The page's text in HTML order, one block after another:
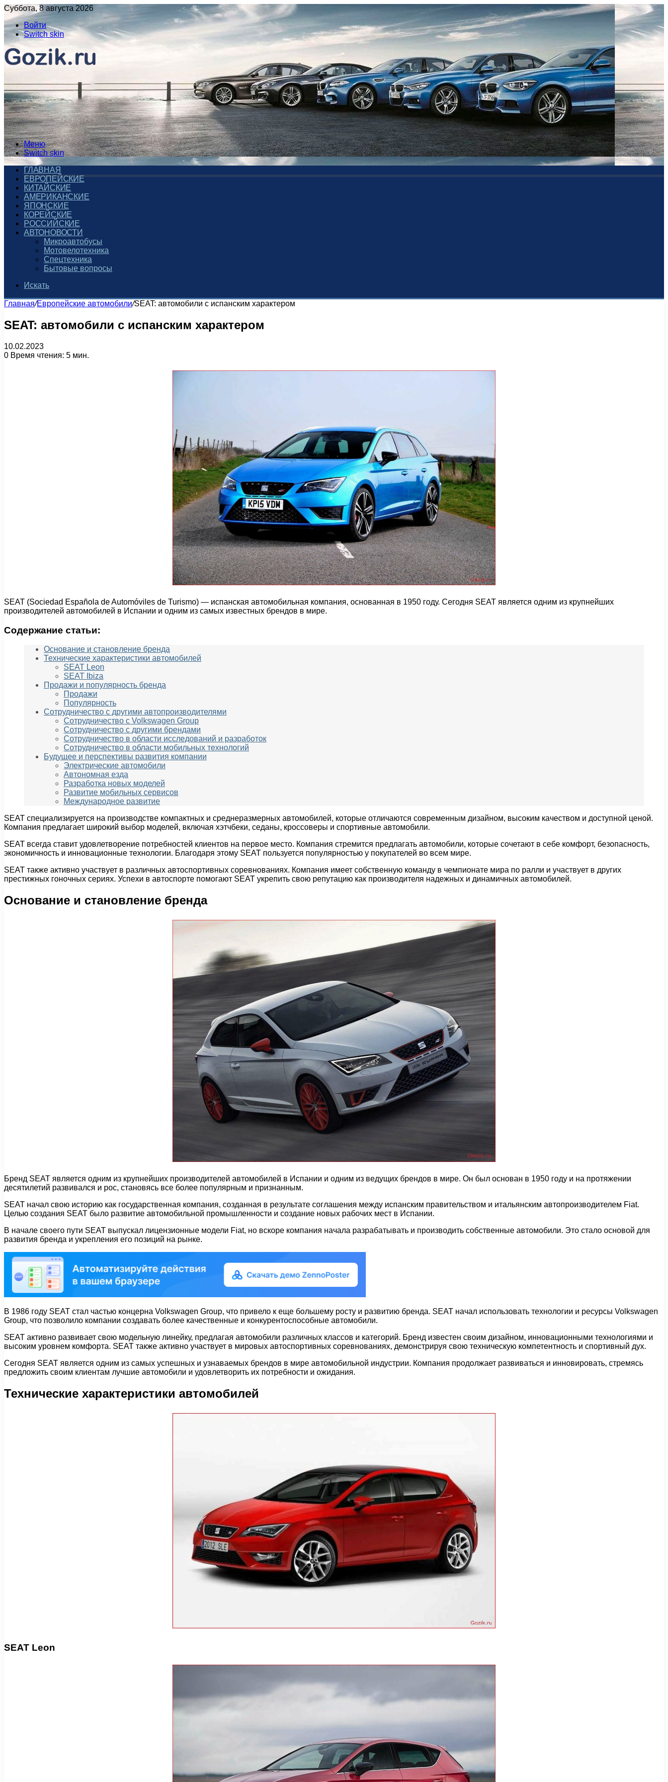
Суббота, 8 августа 2026
Войти
Switch skin
Меню
Switch skin
ГЛАВНАЯ
ЕВРОПЕЙСКИЕ
КИТАЙСКИЕ
АМЕРИКАНСКИЕ
ЯПОНСКИЕ
КОРЕЙСКИЕ
РОССИЙСКИЕ
АВТОНОВОСТИ
Микроавтобусы
Мотовелотехника
Спецтехника
Бытовые вопросы
Искать
Главная/Европейские автомобили/SEAT: автомобили с испанским характером
SEAT: автомобили с испанским характером
10.02.2023
0 Время чтения: 5 мин.
SEAT (Sociedad Española de Automóviles de Turismo) — испанская автомобильная компания, основанная в 1950 году. Сегодня SEAT является одним из крупнейших
производителей автомобилей в Испании и одним из самых известных брендов в мире.
Содержание статьи:
Основание и становление бренда
Технические характеристики автомобилей
SEAT Leon
SEAT Ibiza
Продажи и популярность бренда
Продажи
Популярность
Сотрудничество с другими автопроизводителями
Сотрудничество с Volkswagen Group
Сотрудничество с другими брендами
Сотрудничество в области исследований и разработок
Сотрудничество в области мобильных технологий
Будущее и перспективы развития компании
Электрические автомобили
Автономная езда
Разработка новых моделей
Развитие мобильных сервисов
Международное развитие
SEAT специализируется на производстве компактных и среднеразмерных автомобилей, которые отличаются современным дизайном, высоким качеством и доступной ценой.
Компания предлагает широкий выбор моделей, включая хэтчбеки, седаны, кроссоверы и спортивные автомобили.
SEAT всегда ставит удовлетворение потребностей клиентов на первое место. Компания стремится предлагать автомобили, которые сочетают в себе комфорт, безопасность,
экономичность и инновационные технологии. Благодаря этому SEAT пользуется популярностью у покупателей во всем мире.
SEAT также активно участвует в различных автоспортивных соревнованиях. Компания имеет собственную команду в чемпионате мира по ралли и участвует в других
престижных гоночных сериях. Успехи в автоспорте помогают SEAT укрепить свою репутацию как производителя надежных и динамичных автомобилей.
Основание и становление бренда
Бренд SEAT является одним из крупнейших производителей автомобилей в Испании и одним из ведущих брендов в мире. Он был основан в 1950 году и на протяжении
десятилетий развивался и рос, становясь все более популярным и признанным.
SEAT начал свою историю как государственная компания, созданная в результате соглашения между испанским правительством и итальянским автопроизводителем Fiat.
Целью создания SEAT было развитие автомобильной промышленности и создание новых рабочих мест в Испании.
В начале своего пути SEAT выпускал лицензионные модели Fiat, но вскоре компания начала разрабатывать и производить собственные автомобили. Это стало основой для
развития бренда и укрепления его позиций на рынке.
В 1986 году SEAT стал частью концерна Volkswagen Group, что привело к еще большему росту и развитию бренда. SEAT начал использовать технологии и ресурсы Volkswagen
Group, что позволило компании создавать более качественные и конкурентоспособные автомобили.
SEAT активно развивает свою модельную линейку, предлагая автомобили различных классов и категорий. Бренд известен своим дизайном, инновационными технологиями и
высоким уровнем комфорта. SEAT также активно участвует в мировых автоспортивных соревнованиях, демонстрируя свою техническую компетентность и спортивный дух.
Сегодня SEAT является одним из самых успешных и узнаваемых брендов в мире автомобильной индустрии. Компания продолжает развиваться и инновировать, стремясь
предложить своим клиентам лучшие автомобили и удовлетворить их потребности и ожидания.
Технические характеристики автомобилей
SEAT Leon